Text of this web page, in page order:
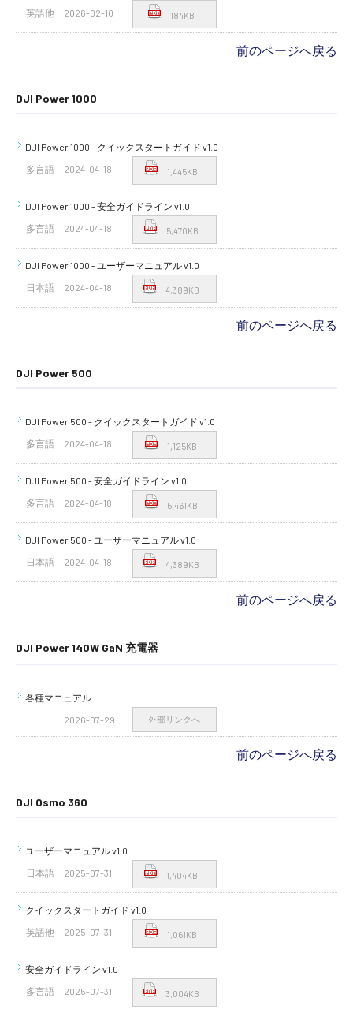
英語他
2026-02-10 184KB
前のページへ戻る
DJI Power 1000
DJI Power 1000 - クイックスタートガイド v1.0
多言語
2024-04-18 1,445KB
DJI Power 1000 - 安全ガイドライン v1.0
多言語
2024-04-18 5,470KB
DJI Power 1000 - ユーザーマニュアル v1.0
日本語
2024-04-18 4,389KB
前のページへ戻る
DJI Power 500
DJI Power 500 - クイックスタートガイド v1.0
多言語
2024-04-18 1,125KB
DJI Power 500 - 安全ガイドライン v1.0
多言語
2024-04-18 5,461KB
DJI Power 500 - ユーザーマニュアル v1.0
日本語
2024-04-18 4,389KB
前のページへ戻る
DJI Power 140W GaN 充電器
各種マニュアル
2026-07-29
外部リンクへ
前のページへ戻る
DJI Osmo 360
ユーザーマニュアル v1.0
日本語
2025-07-31 1,404KB
クイックスタートガイド v1.0
英語他
2025-07-31 1,061KB
安全ガイドライン v1.0
多言語
2025-07-31 3,004KB